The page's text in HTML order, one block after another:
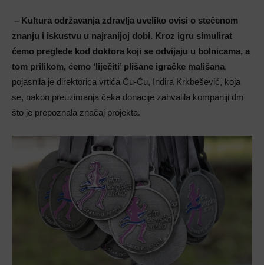
– Kultura održavanja zdravlja uveliko ovisi o stečenom
znanju i iskustvu u najranijoj dobi. Kroz igru simulirat
ćemo preglede kod doktora koji se odvijaju u bolnicama, a
tom prilikom, ćemo ‘liječiti’ plišane igračke mališana,
pojasnila je direktorica vrtića Ću-Ću, Indira Krkbešević, koja
se, nakon preuzimanja čeka donacije zahvalila kompaniji dm
što je prepoznala značaj projekta.